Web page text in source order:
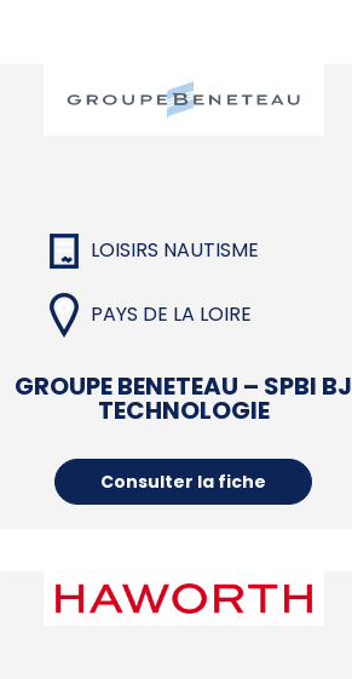
LOISIRS NAUTISME
PAYS DE LA LOIRE
GROUPE BENETEAU – SPBI BJ
TECHNOLOGIE
Consulter la fiche